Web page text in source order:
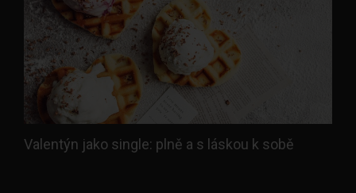
Valentýn jako single: plně a s láskou k sobě